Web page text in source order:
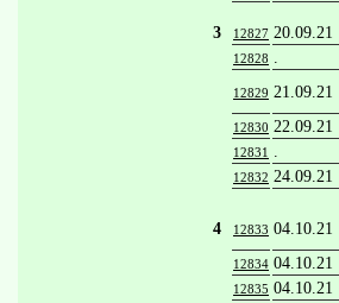
3 12827
12828 .
12829
12830
12831 .
12832
4 12833
12834
12835